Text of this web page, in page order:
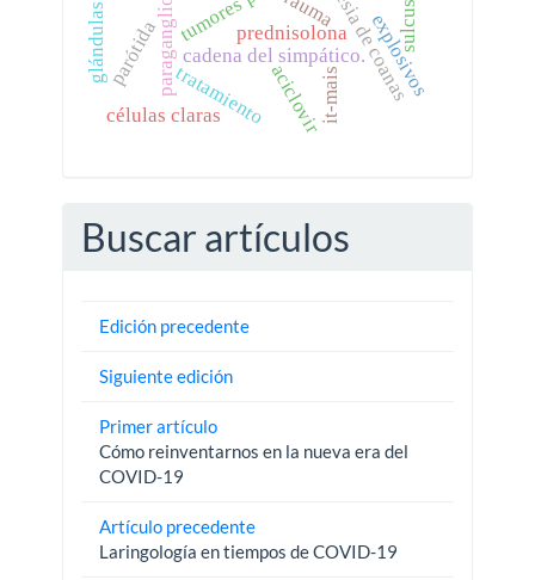
paraganglioma cadena del simpático.atresia de coanas
explosivos
tratamiento
prednisolona
aciclovir
células claras
parótida
it-mais
Buscar artículos
Edición precedente
Siguiente edición
Primer artículo
Cómo reinventarnos en la nueva era del
COVID-19
Artículo precedente
Laringología en tiempos de COVID-19